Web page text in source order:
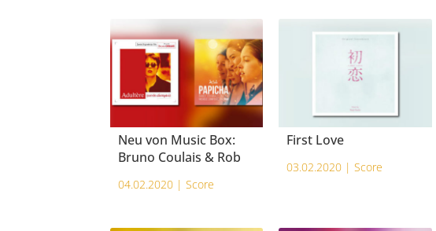
Neu von Music Box:
Bruno Coulais & Rob
04.02.2020 | Score
First Love
03.02.2020 |Score